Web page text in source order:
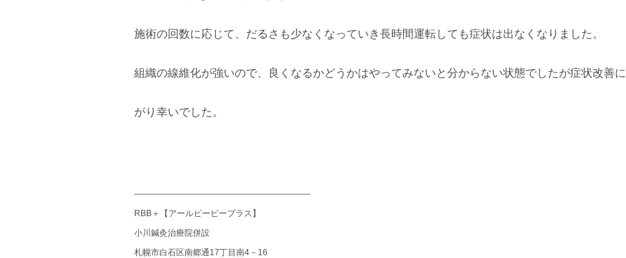
施術の回数に応じて、だるさも少なくなっていき長時間運転しても症状は出なくなりました。
組織の線維化が強いので、良くなるかどうかはやってみないと分からない状態でしたが症状改善
がり幸いでした。
―――――――――――――――――――――
RBB＋【アールビービープラス】
小川鍼灸治療院併設
札幌市白石区南郷通17丁目南4－16